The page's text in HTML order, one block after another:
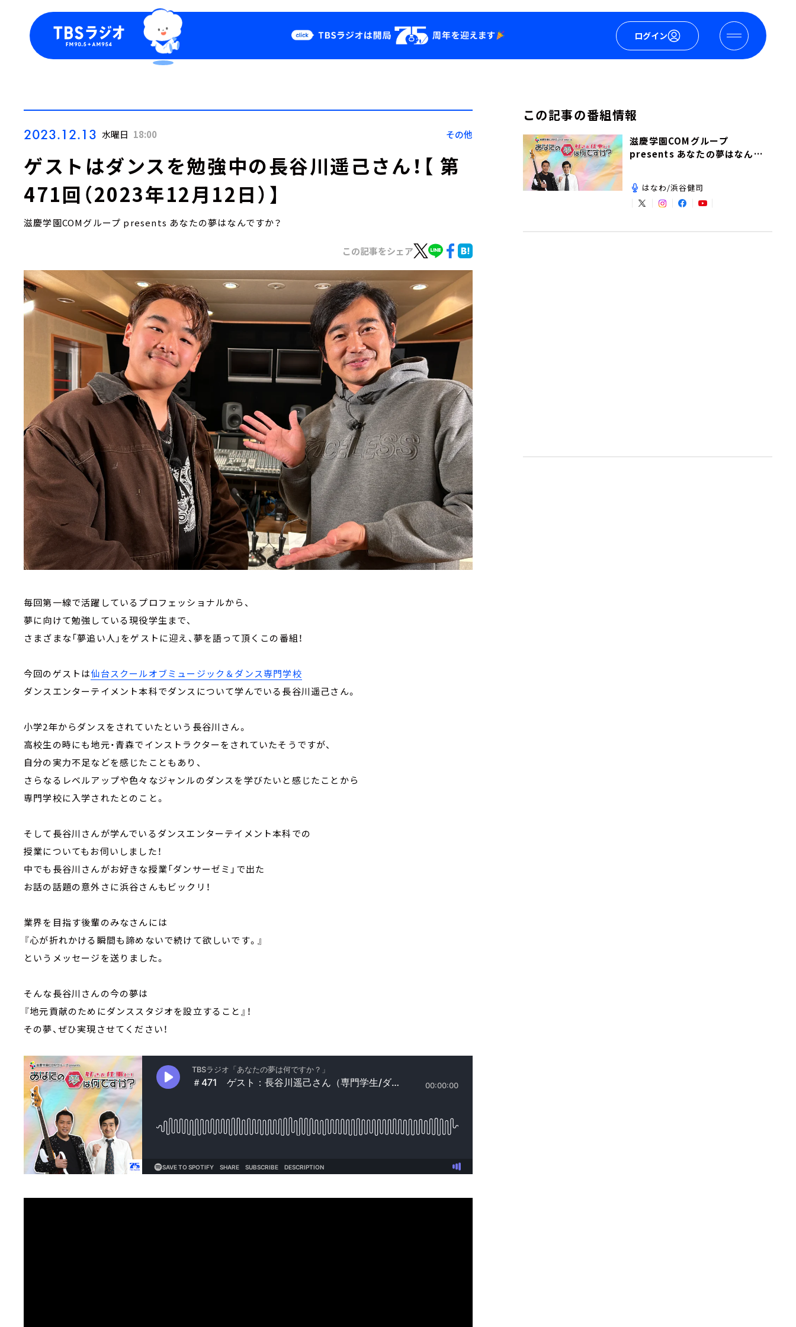
ログイン
Podcast
YouTube
2023.12.13 水曜日 18:00 その他
ゲストはダンスを勉強中の長谷川遥己さん！【 第
471回（2023年12月12日）】
滋慶学園COMグループ presents あなたの夢はなんですか？
この記事をシェア
毎回第一線で活躍しているプロフェッショナルから、
夢に向けて勉強している現役学生まで、
さまざまな「夢追い人」をゲストに迎え、夢を語って頂くこの番組！
今回のゲストは仙台スクールオブミュージック＆ダンス専門学校
ダンスエンターテイメント本科でダンスについて学んでいる長谷川遥己さん。
小学2年からダンスをされていたという長谷川さん。
高校生の時にも地元・青森でインストラクターをされていたそうですが、
自分の実力不足などを感じたこともあり、
さらなるレベルアップや色々なジャンルのダンスを学びたいと感じたことから
専門学校に入学されたとのこと。
そして長谷川さんが学んでいるダンスエンターテイメント本科での
授業についてもお伺いしました！
中でも長谷川さんがお好きな授業「ダンサーゼミ」で出た
お話の話題の意外さに浜谷さんもビックリ！
業界を目指す後輩のみなさんには
『心が折れかける瞬間も諦めないで続けて欲しいです。』
というメッセージを送りました。
そんな長谷川 さんの今の夢は
『地元貢献のためにダンススタジオを設立すること』！
その夢、ぜひ実現させてください！
この記事の番組情報
滋慶学園COMグループ
presents あなたの夢はなんで
はなわ/浜谷健司